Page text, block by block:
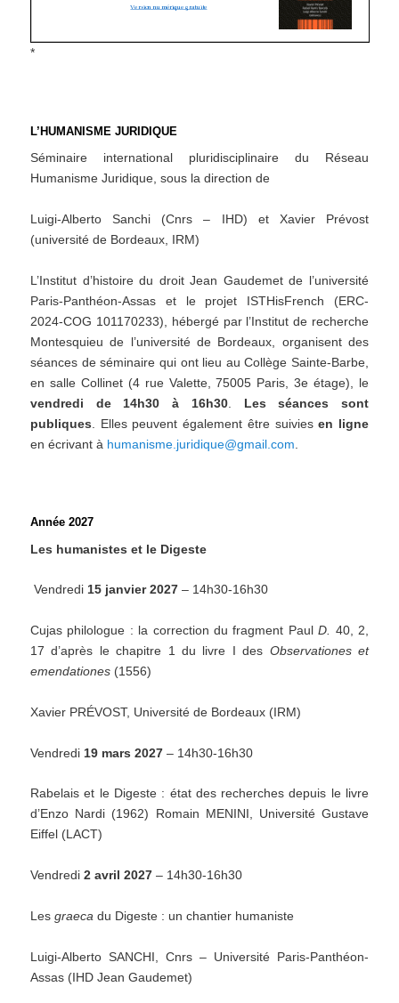
*
L’HUMANISME JURIDIQUE
Séminaire international pluridisciplinaire du Réseau
Humanisme Juridique, sous la direction de
Luigi-Alberto Sanchi (Cnrs – IHD) et Xavier Prévost
(université de Bordeaux, IRM)
L’Institut d’histoire du droit Jean Gaudemet de l’université
Paris-Panthéon-Assas et le projet ISTHisFrench (ERC-
2024-COG 101170233), hébergé par l’Institut de recherche
Montesquieu de l’université de Bordeaux, organisent des
séances de séminaire qui ont lieu au Collège Sainte-Barbe,
en salle Collinet (4 rue Valette, 75005 Paris, 3e étage), le
vendredi de 14h30 à 16h30. Les séances sont
publiques . Elles peuvent également être suiviesen ligne
en écrivant à humanisme.juridique@gmail.com
Année 2027
Les humanistes et le Digeste
Vendredi15 janvier 2027– 14h30-16h30
Cujas philologue : la correction du fragment PaulD. 40, 2,
17 d’après le chapitre 1 du livre I des Observationes et
emendationes (1556)
Xavier PRÉVOST, Université de Bordeaux (IRM)
Vendredi 19 mars 2027– 14h30-16h30
Rabelais et le Digeste : état des recherches depuis le livre
d’Enzo Nardi (1962) Romain MENINI, Université Gustave
Eiffel (LACT)
Vendredi2 avril 2027– 14h30-16h30
Lesgraecadu Digeste : un chantier humaniste
Luigi-Alberto SANCHI, Cnrs – Université Paris-Panthéon-
Assas (IHD Jean Gaudemet)